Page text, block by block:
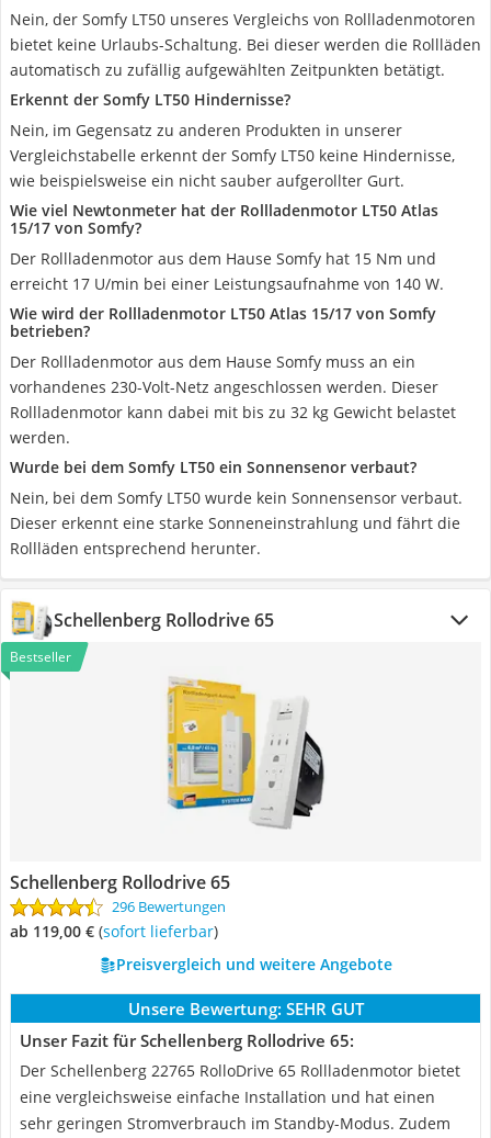
Nein, der Somfy LT50 unseres Vergleichs von Rollladenmotoren
bietet keine Urlaubs-Schaltung. Bei dieser werden die Rollläden
automatisch zu zufällig aufgewählten Zeitpunkten betätigt.
Erkennt der Somfy LT50 Hindernisse?
Nein, im Gegensatz zu anderen Produkten in unserer
Vergleichstabelle erkennt der Somfy LT50 keine Hindernisse,
wie beispielsweise ein nicht sauber aufgerollter Gurt.
Wie viel Newtonmeter hat der Rollladenmotor LT50 Atlas
15/17 von Somfy?
Der Rollladenmotor aus dem Hause Somfy hat 15 Nm und
erreicht 17 U/min bei einer Leistungsaufnahme von 140 W.
Wie wird der Rollladenmotor LT50 Atlas 15/17 von Somfy
betrieben?
Der Rollladenmotor aus dem Hause Somfy muss an ein
vorhandenes 230-Volt-Netz angeschlossen werden. Dieser
Rollladenmotor kann dabei mit bis zu 32 kg Gewicht belastet
werden.
Wurde bei dem Somfy LT50 ein Sonnensenor verbaut?
Nein, bei dem Somfy LT50 wurde kein Sonnensensor verbaut.
Dieser erkennt eine starke Sonneneinstrahlung und fährt die
Rollläden entsprechend herunter.
Schellenberg Rollodrive 65
Bestseller
Schellenberg Rollodrive 65
296 Bewertungen
ab 119,00 € ( Sofort lieferbar)
Preisvergleich und weitere Angebote
Unsere Bewertung: SEHR GUT
Unser Fazit für Schellenberg Rollodrive 65:
Der Schellenberg 22765 RolloDrive 65 Rollladenmotor bietet
eine vergleichsweise einfache Installation und hat einen
sehr geringen Stromverbrauch im Standby-Modus. Zudem